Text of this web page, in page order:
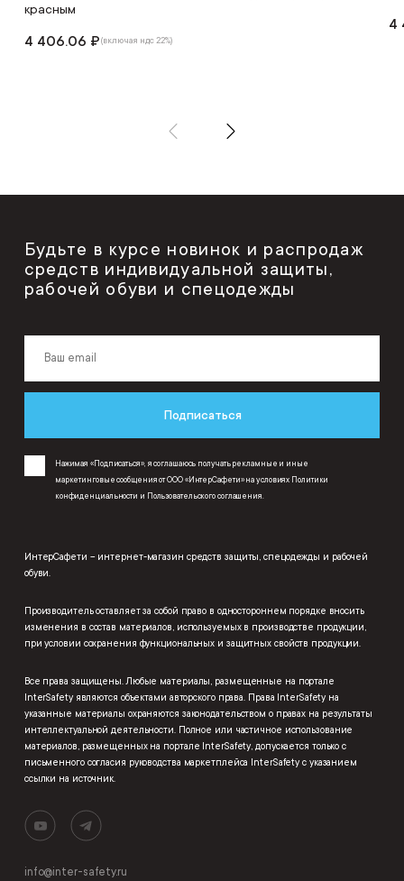
красным
4 406.06 ₽(включая ндс 22%)
4
Будьте в курсе новинок и распродаж
средств индивидуальной защиты,
рабочей обуви и спецодежды
Подписаться
Нажимая «Подписаться», я соглашаюсь получать рекламные и иные
маркетинговые сообщения от ООО «ИнтерСафети» на условиях Политики
конфиденциальности и Пользовательского соглашения
ИнтерСафети – интернет-магазин средств защиты, спецодежды и рабочей
обуви.
Производитель оставляет за собой право в одностороннем порядке вносить
изменения в состав материалов, используемых в производстве продукции,
при условии сохранения функциональных и защитных свойств продукции.
Все права защищены. Любые материалы, размещенные на портале
InterSafety являются объектами авторского права. Права InterSafety на
указанные материалы охраняются законодательством о правах на результаты
интеллектуальной деятельности. Полное или частичное использование
материалов, размещенных на портале InterSafety, допускается только с
письменного согласия руководства маркетплейса InterSafety с указанием
ссылки на источник.
info@inter-safety.ru